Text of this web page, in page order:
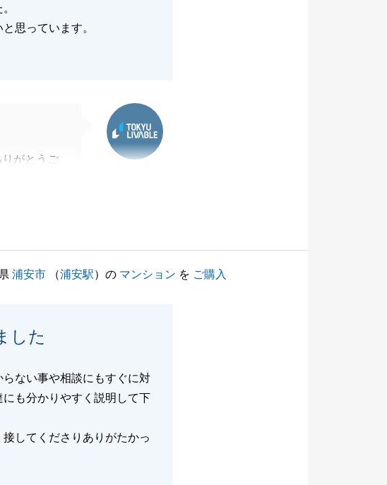
思っています。
がとうご
に出会
浦安市 （浦安駅）の マンション を ご購入
した
ない事や相談にもすぐに対
も分かりやすく説明して下
してくださりありがたかっ